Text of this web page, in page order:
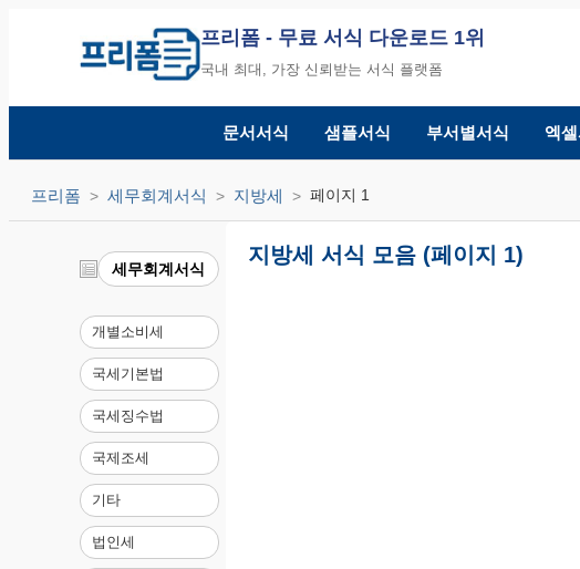
프리폼 - 무료 서식 다운로드 1위
국내 최대, 가장 신뢰받는 서식 플랫폼
문서서식 샘플서식 부서별서식 엑
프리폼 세무회계서식 지방세 페이지 1
세무회계서식
개별소비세
국세기본법
국세징수법
국제조세
기타
법인세
지방세 서식 모음 (페이지 1)